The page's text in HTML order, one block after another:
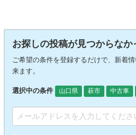
お探しの投稿が見つからなか
ご希望の条件を登録するだけで、新着
来ます。
選択中の条件 山口県 萩市 中古車